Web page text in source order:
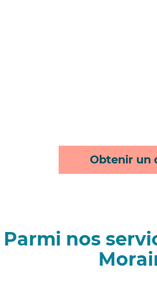
Obtenir un
Parmi nos